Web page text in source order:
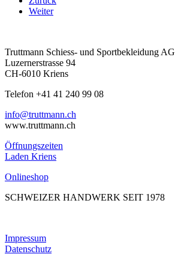
Weiter
Truttmann Schiess- und Sportbekleidung AG
Luzernerstrasse 94
CH-6010 Kriens
Telefon +41 41 240 99 08
hc.nnamtturt@ofni
www.truttmann.ch
Öffnungszeiten
Laden Kriens
Onlineshop
SCHWEIZER HANDWERK SEIT 1978
Impressum
Datenschutz